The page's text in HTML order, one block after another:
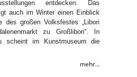
entdecken. Das
auch im Winter einen Einblick
des großen Volksfestes „Libori
zu Großlibori“. In
scheint im Kunstmuseum die
mehr...